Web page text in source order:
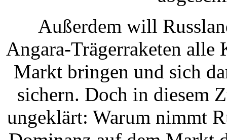
Außerdem will
Angara-Trägerraketen alle
Markt bringen und sich
sichern. Doch in diesem
ungeklärt: Warum nimmt